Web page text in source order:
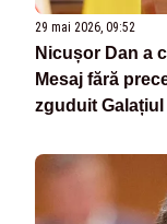
29 mai 2026, 09:52
Nicușor Dan a
Mesaj fără
zguduit Galațiul